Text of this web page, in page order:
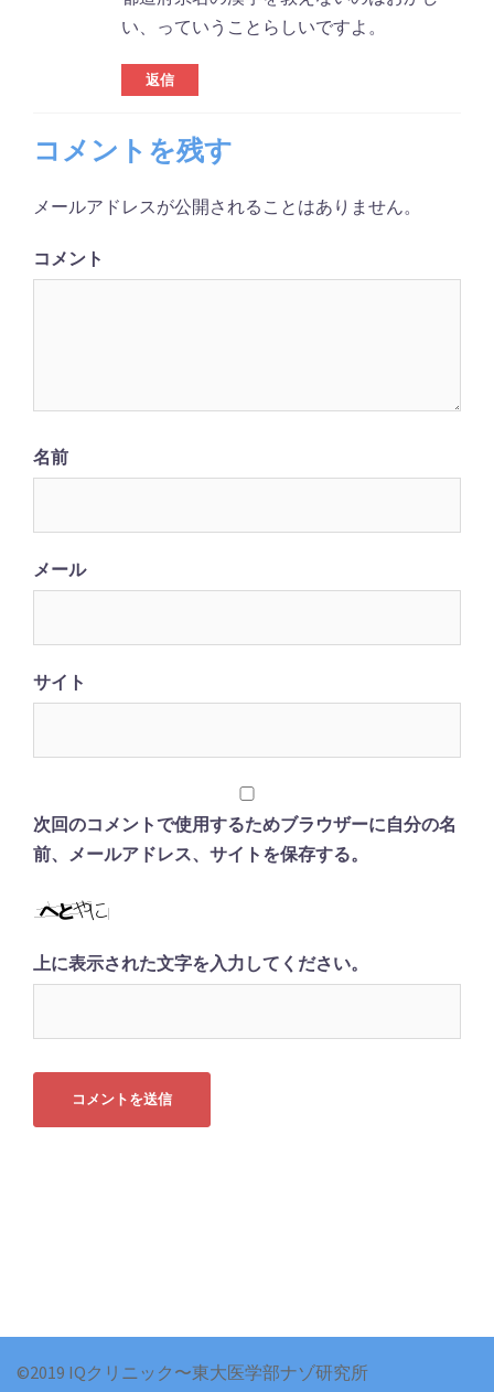
い、っていうことらしいですよ。
返信
コメントを残す
メールアドレスが公開されることはありません。
コメント
名前
メール
サイト
次回のコメントで使用するためブラウザーに自分の名
前、メールアドレス、サイトを保存する。
上に表示された文字を入力してください。
©2019 IQクリニック〜東大医学部ナゾ研究所